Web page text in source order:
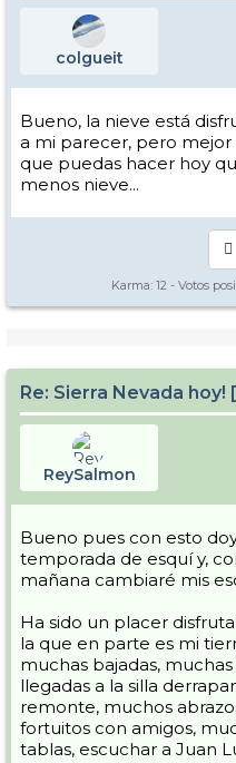
colgueit
Bueno, la nieve está
a mi parecer, pero
que puedas hacer hoy
menos nieve...
Karma: 12 - Votos
Re: Sierra Nevada
ReySalmon
Bueno pues con esto
temporada de esquí y,
mañana cambiaré mis
Ha sido un placer
la que en parte es mi
muchas bajadas,
llegadas a la silla
remonte, muchos
fortuitos con amigos,
tablas, escuchar a Juan